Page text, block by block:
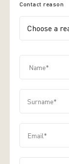
Contact reason